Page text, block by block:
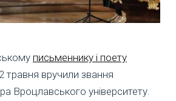
письменнику і поету
травня вручили звання
Вроцлавського університету.